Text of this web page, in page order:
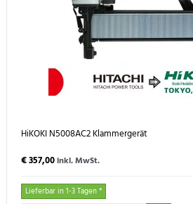
HiKOKI N5008AC2 Klammergerät
€ 357,00inkl. MwSt.
Lieferbar in 1-3 Tagen *